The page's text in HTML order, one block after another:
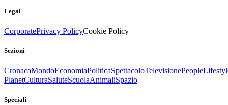
Legal
CorporatePrivacy PolicyCookie Policy
Sezioni
CronacaMondoEconomiaPoliticaSpettacoloTelevisionePeople
PlanetCulturaSaluteScuolaAnimaliSpazio
Speciali